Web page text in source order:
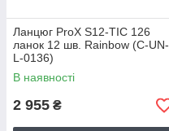
Ланцюг ProX S12-TIC 126
ланок 12 шв. Rainbow (C-UN-
L-0136)
В наявності
2 955 ₴